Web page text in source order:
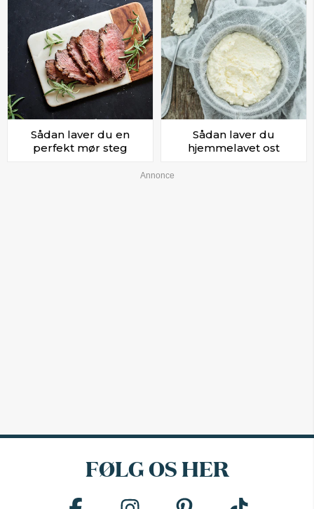
Sådan laver du en
perfekt mør steg
Sådan laver du
hjemmelavet ost
FØLG OS HER